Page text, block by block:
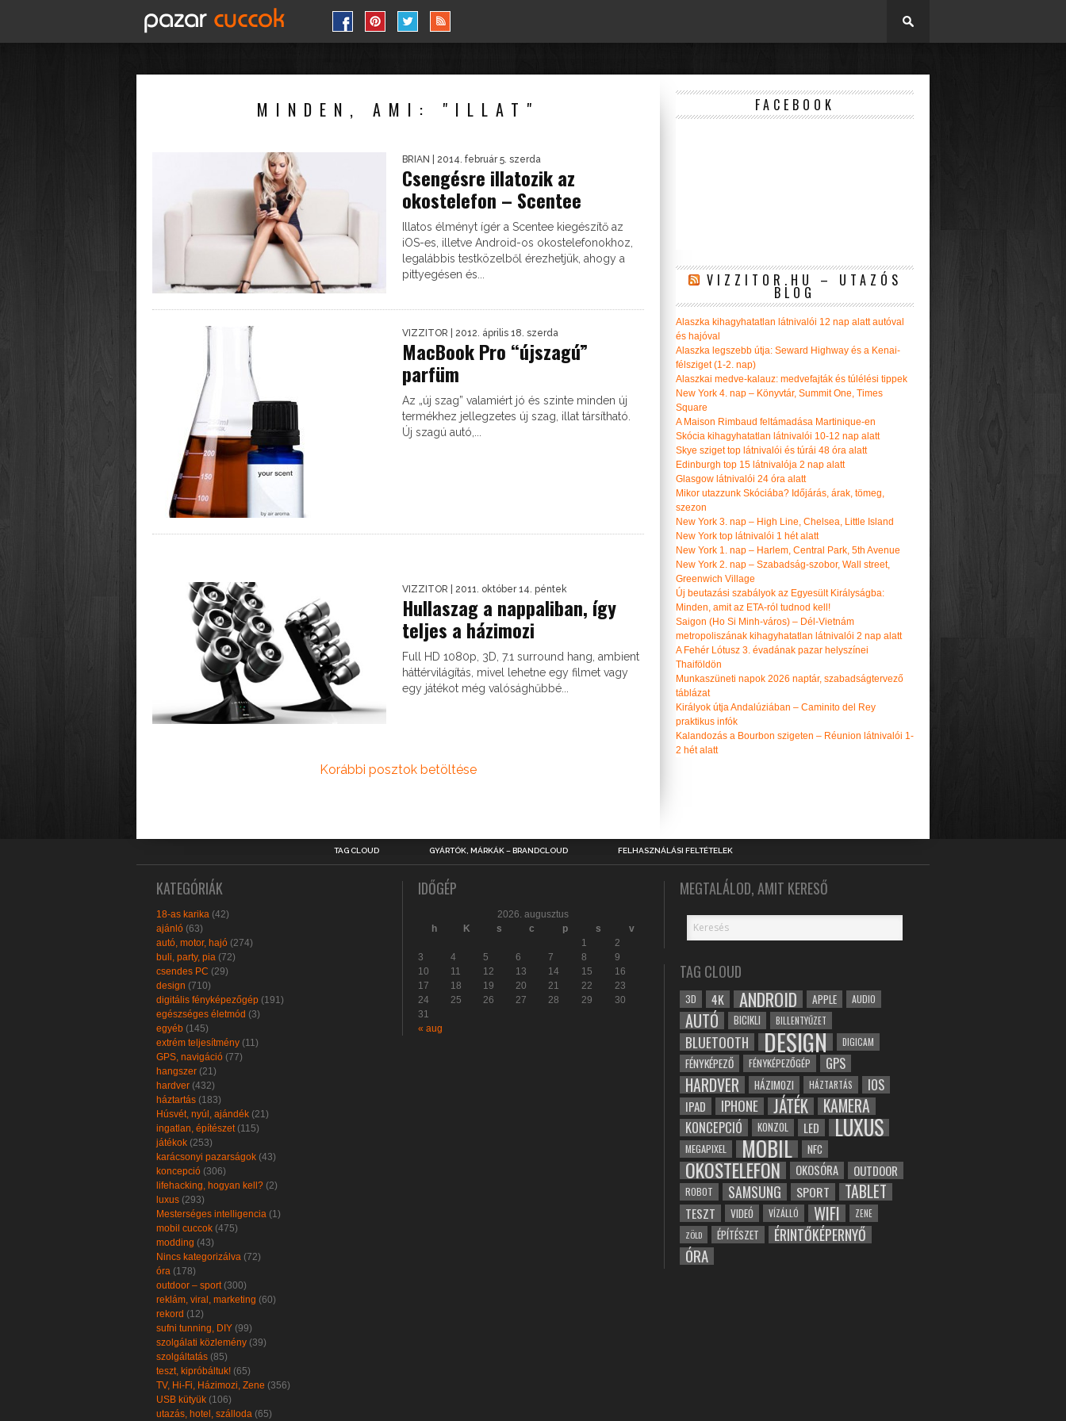
MINDEN, AMI: "ILLAT"
BRIAN | 2014. február 5. szerda
Csengésre illatozik az
okostelefon – Scentee
Illatos élményt ígér a Scentee kiegészítő az
iOS-es, illetve Android-os okostelefonokhoz,
legalábbis testközelből érezhetjük, ahogy a
pittyegésen és...
VIZZITOR | 2012. április 18. szerda
MacBook Pro “újszagú”
parfüm
Az „új szag” valamiért jó és szinte minden új
termékhez jellegzetes új szag, illat társítható.
Új szagú autó,...
VIZZITOR | 2011. október 14. péntek
Hullaszag a nappaliban, így
teljes a házimozi
Full HD 1080p, 3D, 7.1 surround hang, ambient
háttérvilágítás, mivel lehetne egy filmet vagy
egy játékot még valósághűbbé...
Korábbi posztok betöltése
FACEBOOK
VIZZITOR.HU – UTAZÓS
BLOG
Alaszka kihagyhatatlan látnivalói 12 nap alatt autóval
és hajóval
Alaszka legszebb útja: Seward Highway és a Kenai-
félsziget (1-2. nap)
Alaszkai medve-kalauz: medvefajták és túlélési tippek
New York 4. nap – Könyvtár, Summit One, Times
Square
A Maison Rimbaud feltámadása Martinique-en
Skócia kihagyhatatlan látnivalói 10-12 nap alatt
Skye sziget top látnivalói és túrái 48 óra alatt
Edinburgh top 15 látnivalója 2 nap alatt
Glasgow látnivalói 24 óra alatt
Mikor utazzunk Skóciába? Időjárás, árak, tömeg,
szezon
New York 3. nap – High Line, Chelsea, Little Island
New York top látnivalói 1 hét alatt
New York 1. nap – Harlem, Central Park, 5th Avenue
New York 2. nap – Szabadság-szobor, Wall street,
Greenwich Village
Új beutazási szabályok az Egyesült Királyságba:
Minden, amit az ETA-ról tudnod kell!
Saigon (Ho Si Minh-város) – Dél-Vietnám
metropoliszának kihagyhatatlan látnivalói 2 nap alatt
A Fehér Lótusz 3. évadának pazar helyszínei
Thaiföldön
Munkaszüneti napok 2026 naptár, szabadságtervező
táblázat
Királyok útja Andalúziában – Caminito del Rey
praktikus infók
Kalandozás a Bourbon szigeten – Réunion látnivalói 1-
2 hét alatt
TAG CLOUD GYÁRTÓK, MÁRKÁK – BRANDCLOUD FELHASZNÁLÁSI FELTÉTELEK
KATEGÓRIÁK
18-as karika (42)
ajánló (63)
autó, motor, hajó (274)
buli, party, pia (72)
csendes PC (29)
design (710)
digitális fényképezőgép (191)
egészséges életmód (3)
egyéb (145)
extrém teljesítmény (11)
GPS, navigáció (77)
hangszer (21)
hardver (432)
háztartás (183)
Húsvét, nyúl, ajándék (21)
ingatlan, építészet(115)
játékok (253)
karácsonyi pazarságok (43)
koncepció (306)
lifehacking, hogyan kell? (2)
luxus (293)
Mesterséges intelligencia (1)
mobil cuccok (475)
modding (43)
Nincs kategorizálva (72)
óra (178)
outdoor – sport(300)
reklám, viral, marketing (60)
rekord (12)
sufni tunning, DIY (99)
szolgálati közlemény (39)
szolgáltatás (85)
teszt, kipróbáltuk! (65)
TV, Hi-Fi, Házimozi, Zene (356)
USB kütyük (106)
utazás, hotel, szálloda (65)
IDŐGÉP
2026. augusztus
h
K s c p s
v
1
2
3
4 5 6 7 8
9
10
11 12 13 14 15
16
17
18 19 20 21 22
23
24
25 26 27 28 29
30
31
« aug
MEGTALÁLOD, AMIT KERESŐ
TAG CLOUD
3D 4K ANDROID APPLE AUDIO
AUTÓ BICIKLI BILLENTYŰZET
BLUETOOTH DESIGN DIGICAM
FÉNYKÉPEZŐ FÉNYKÉPEZŐGÉP GPS
HARDVER HÁZIMOZI HÁZTARTÁS IOS
IPAD IPHONE JÁTÉK KAMERA
KONCEPCIÓ KONZOL LED LUXUS
MEGAPIXEL MOBIL NFC
OKOSTELEFON OKOSÓRA OUTDOOR
ROBOT SAMSUNG SPORT TABLET
TESZT VIDEÓ VÍZÁLLÓ WIFI
ZENE
ZÖLD
ÉPÍTÉSZET ÉRINTŐKÉPERNYŐ
ÓRA